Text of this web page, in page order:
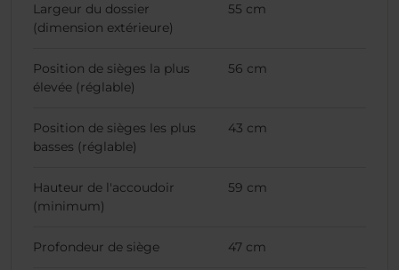
Largeur du dossier
(dimension extérieure)
55 cm
Position de sièges la plus
élevée (réglable)
56 cm
Position de sièges les plus
basses (réglable)
43 cm
Hauteur de l'accoudoir
(minimum)
59 cm
Profondeur de siège 47 cm